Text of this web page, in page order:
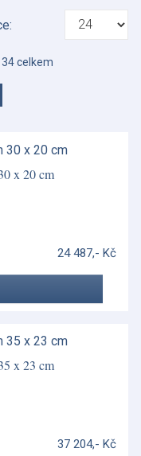
celkem
x 20 cm
24 487,- Kč
x 23 cm
37 204,- Kč